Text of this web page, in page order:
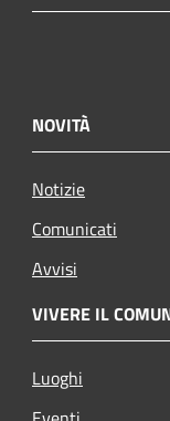
NOVITÀ
Notizie
Comunicati
Avvisi
VIVERE IL
Luoghi